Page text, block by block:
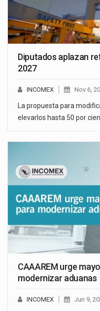
Diputados aplazan
2027
INCOMEX Nov 6,
La propuesta para
elevarlos hasta 50 por
CAAAREM urge
modernizar aduanas
INCOMEX Jun 9,